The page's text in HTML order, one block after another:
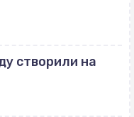
створили на